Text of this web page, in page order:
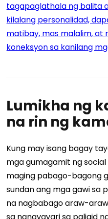
tagapaglathala ng balita
kilalang personalidad,
matibay, mas malalim,
koneksyon sa kanilang
Lumikha ng
na rin ng
Kung may isang bagay
mga gumagamit ng
maging pabago-bagong
sundan ang mga gawi sa
na nagbabago araw-
sa nangyayari sa paligid